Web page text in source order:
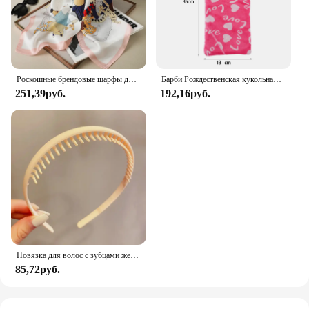
Роскошные брендовые шарфы для женщин, шелковый атласный шарф-хиджаб с принтом шаль, женская бандана 70*70 см, квадратные шали, шарфы для женщин 2024
251,39руб.
Барби Рождественская кукольная одежда спальные мешки плюшевые пижамные аксессуары кукольная одежда для куклы Барби и 1/6 искусственная кукла игрушка для девочки
192,16руб.
Повязка для волос с зубцами женская, Простой яркий матовый обруч для волос со сломанными волосами, модный аксессуар на голову
85,72руб.